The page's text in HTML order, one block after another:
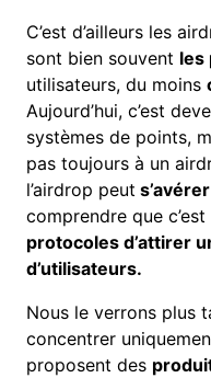
C’est d’ailleurs les
sont bien souvent les
utilisateurs, du moins
Aujourd’hui, c’est
systèmes de points,
pas toujours à un
l’airdrop peut
comprendre que
protocoles d’attirer
d’utilisateurs.
Nous le verrons plus
concentrer
proposent des